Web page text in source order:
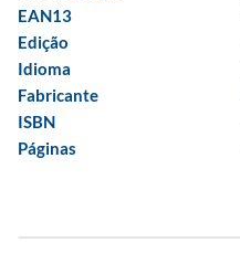
EAN13
Edição
Idioma
Fabricante
ISBN
Páginas